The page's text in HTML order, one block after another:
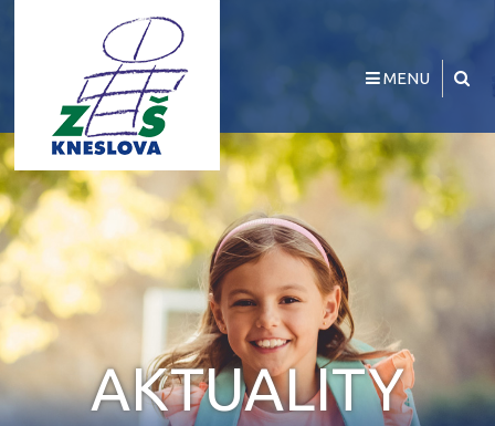
MENU
AKTUALITY